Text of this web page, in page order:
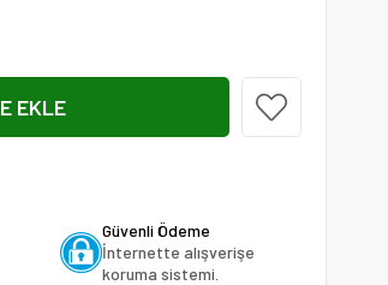
Güvenli Ödeme
İnternette alışverişe
koruma sistemi.